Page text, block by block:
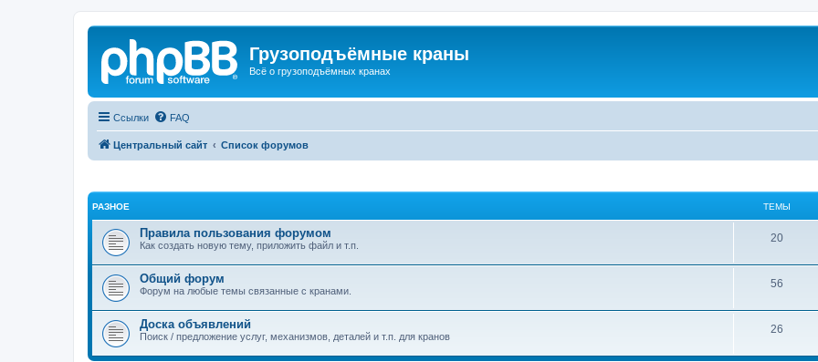
Грузоподъёмные краны
Всё о грузоподъёмных кранах
Ссылки FAQ
Центральный сайт Список форумов
РАЗНОЕ ТЕМЫ
Правила пользования форумом
Как создать новую тему, приложить файл и т.п.
20
Общий форум
Форум на любые темы связанные с кранами.
56
Доска объявлений
Поиск / предложение услуг, механизмов, деталей и т.п. для кранов
26